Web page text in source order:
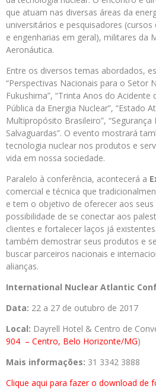
que atuam nas diversas áreas da
universitários e pesquisadores
e engenharias em geral), militares da
Aeronáutica.
Entre os diversos temas abordados,
“Perspectivas Nacionais para o Setor
Fukushima”, “Trinta Anos do Acidente
Pública da Energia Nuclear”, “Estado
Multipropósito Brasileiro”,
Salvaguardas”. O evento mostrará
tecnologia nuclear nos produtos e
vida em nossa sociedade.
Paralelo à conferência, acontecerá a
comercial e técnica que
e tem o objetivo de oferecer aos seus
possibilidade de se conectar aos
clientes e fortalecer laços já
também demostrar seus produtos e
buscar parceiros nacionais e
alianças.
International Nuclear Atlantic
Data: 22 a 27 de outubro de 2017
Local: Dayrell Hotel & Centro de
904 – Centro, Belo Horizonte/MG)
Mais informações: 31 3342 3888
Clique aqui para fazer o download de